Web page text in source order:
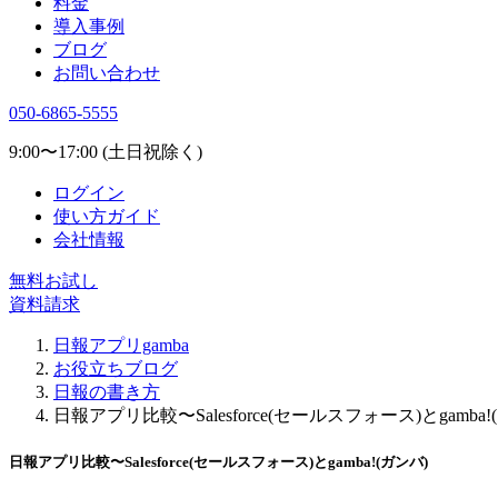
導入事例
ブログ
お問い合わせ
050-6865-5555
9:00〜17:00 (土日祝除く)
ログイン
使い方ガイド
会社情報
無料お試し
資料請求
日報アプリgamba
お役立ちブログ
日報の書き方
日報アプリ比較〜Salesforce(セールスフォース)と
日報アプリ比較〜Salesforce(セールスフォース)とgamba!(ガンバ)